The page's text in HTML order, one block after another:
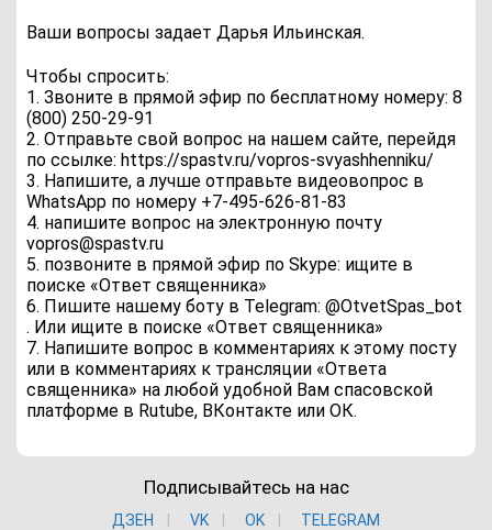
Ваши вопросы задает Дарья Ильинская.
Чтобы спросить:
1. Звоните в прямой эфир по бесплатному номеру: 8
(800) 250-29-91
2. Отправьте свой вопрос на нашем сайте, перейдя
по ссылке: https://spastv.ru/vopros-svyashhenniku/
3. Напишите, а лучше отправьте видеовопрос в
WhatsApp по номеру +7-495-626-81-83
4. напишите вопрос на электронную почту
vopros@spastv.ru
5. позвоните в прямой эфир по Skype: ищите в
поиске «Ответ священника»
6. Пишите нашему боту в Telegram: @OtvetSpas_bot
. Или ищите в поиске «Ответ священника»
7. Напишите вопрос в комментариях к этому посту
или в комментариях к трансляции «Ответа
священника» на любой удобной Вам спасовской
платформе в Rutube, ВКонтакте или ОК.
Подписывайтесь на нас
ДЗЕН VK ОK
TELEGRAM